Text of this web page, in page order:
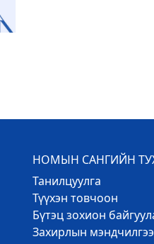
НОМЫН САНГИЙН
Танилцуулга
Түүхэн товчоон
Бүтэц зохион
Захирлын мэндчилгээ